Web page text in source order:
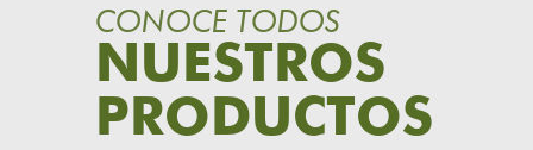
CONOCE TODOS
NUESTROS
PRODUCTOS